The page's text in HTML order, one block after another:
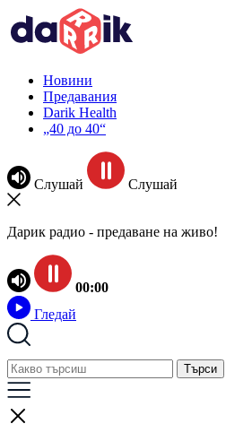
Новини
Предавания
Darik Health
„40 до 40“
Слушай Слушай
Дарик радио - предаване на живо!
00:00
Гледай